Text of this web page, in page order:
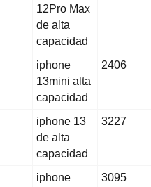
12Pro Max
de alta
capacidad
iphone
13mini alta
capacidad
2406
iphone 13
de alta
capacidad
3227
iphone
3095